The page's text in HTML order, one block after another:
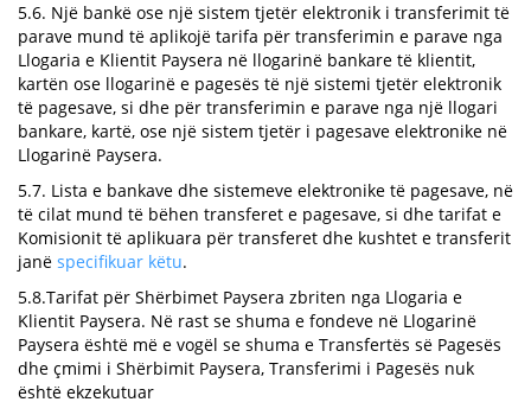
5.6. Një bankë ose një sistem tjetër elektronik i transferimit të
parave mund të aplikojë tarifa për transferimin e parave nga
Llogaria e Klientit Paysera në llogarinë bankare të klientit,
kartën ose llogarinë e pagesës të një sistemi tjetër elektronik
të pagesave, si dhe për transferimin e parave nga një llogari
bankare, kartë, ose një sistem tjetër i pagesave elektronike në
Llogarinë Paysera.
5.7. Lista e bankave dhe sistemeve elektronike të pagesave, në
të cilat mund të bëhen transferet e pagesave, si dhe tarifat e
Komisionit të aplikuara për transferet dhe kushtet e transferit
janë specifikuar këtu.
5.8.Tarifat për Shërbimet Paysera zbriten nga Llogaria e
Klientit Paysera. Në rast se shuma e fondeve në Llogarinë
Paysera është më e vogël se shuma e Transfertës së Pagesës
dhe çmimi i Shërbimit Paysera, Transferimi i Pagesës nuk
është ekzekutuar